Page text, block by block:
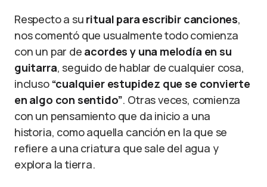
Respecto a su ritual para escribir canciones,
nos comentó que usualmente todo comienza
con un par de acordes y una melodía en su
guitarra, seguido de hablar de cualquier cosa,
incluso “cualquier estupidez que se convierte
en algo con sentido”. Otras veces, comienza
con un pensamiento que da inicio a una
historia, como aquella canción en la que se
refiere a una criatura que sale del agua y
explora la tierra.